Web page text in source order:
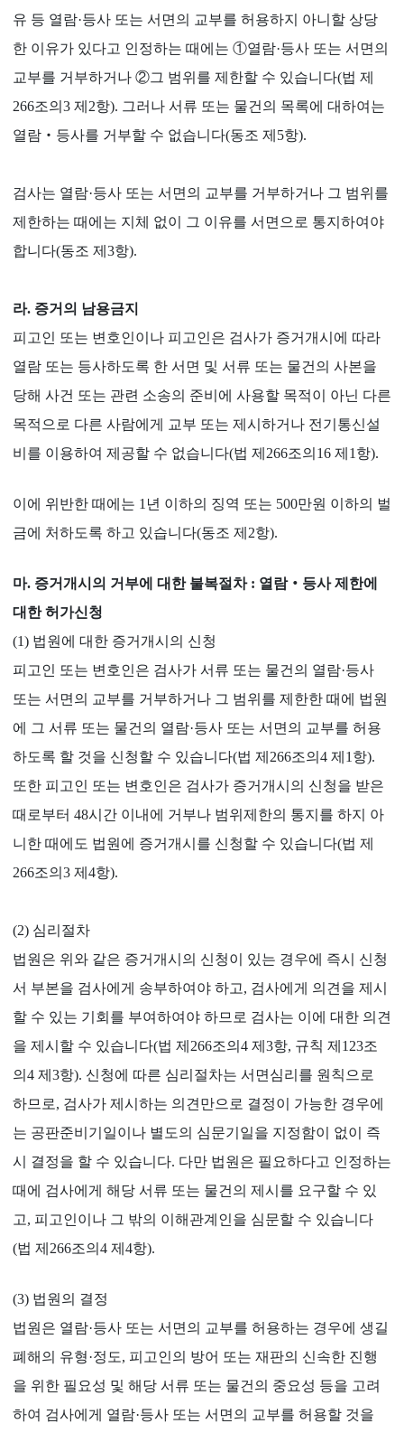
유 등 열람·등사 또는 서면의 교부를 허용하지 아니할 상당
한 이유가 있다고 인정하는 때에는 ①열람·등사 또는 서면의
교부를 거부하거나 ②그 범위를 제한할 수 있습니다(법 제
266조의3 제2항). 그러나 서류 또는 물건의 목록에 대하여는
열람‧등사를 거부할 수 없습니다(동조 제5항).
검사는 열람·등사 또는 서면의 교부를 거부하거나 그 범위를
제한하는 때에는 지체 없이 그 이유를 서면으로 통지하여야
합니다(동조 제3항).
라. 증거의 남용금지
피고인 또는 변호인이나 피고인은 검사가 증거개시에 따라
열람 또는 등사하도록 한 서면 및 서류 또는 물건의 사본을
당해 사건 또는 관련 소송의 준비에 사용할 목적이 아닌 다른
목적으로 다른 사람에게 교부 또는 제시하거나 전기통신설
비를 이용하여 제공할 수 없습니다(법 제266조의16 제1항).
이에 위반한 때에는 1년 이하의 징역 또는 500만원 이하의 벌
금에 처하도록 하고 있습니다(동조 제2항).
마. 증거개시의 거부에 대한 불복절차 : 열람‧등사 제한에
대한 허가신청
(1) 법원에 대한 증거개시의 신청
피고인 또는 변호인은 검사가 서류 또는 물건의 열람·등사
또는 서면의 교부를 거부하거나 그 범위를 제한한 때에 법원
에 그 서류 또는 물건의 열람·등사 또는 서면의 교부를 허용
하도록 할 것을 신청할 수 있습니다(법 제266조의4 제1항).
또한 피고인 또는 변호인은 검사가 증거개시의 신청을 받은
때로부터 48시간 이내에 거부나 범위제한의 통지를 하지 아
니한 때에도 법원에 증거개시를 신청할 수 있습니다(법 제
266조의3 제4항).
(2) 심리절차
법원은 위와 같은 증거개시의 신청이 있는 경우에 즉시 신청
서 부본을 검사에게 송부하여야 하고, 검사에게 의견을 제시
할 수 있는 기회를 부여하여야 하므로 검사는 이에 대한 의견
을 제시할 수 있습니다(법 제266조의4 제3항, 규칙 제123조
의4 제3항). 신청에 따른 심리절차는 서면심리를 원칙으로
하므로, 검사가 제시하는 의견만으로 결정이 가능한 경우에
는 공판준비기일이나 별도의 심문기일을 지정함이 없이 즉
시 결정을 할 수 있습니다. 다만 법원은 필요하다고 인정하는
때에 검사에게 해당 서류 또는 물건의 제시를 요구할 수 있
고, 피고인이나 그 밖의 이해관계인을 심문할 수 있습니다
(법 제266조의4 제4항).
(3) 법원의 결정
법원은 열람·등사 또는 서면의 교부를 허용하는 경우에 생길
폐해의 유형·정도, 피고인의 방어 또는 재판의 신속한 진행
을 위한 필요성 및 해당 서류 또는 물건의 중요성 등을 고려
하여 검사에게 열람·등사 또는 서면의 교부를 허용할 것을